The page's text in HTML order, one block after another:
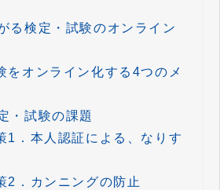
る検定・試験のオンライン
をオンライン化する4つのメ
・試験の課題
1．本人認証による、なりす
2．カンニングの防止